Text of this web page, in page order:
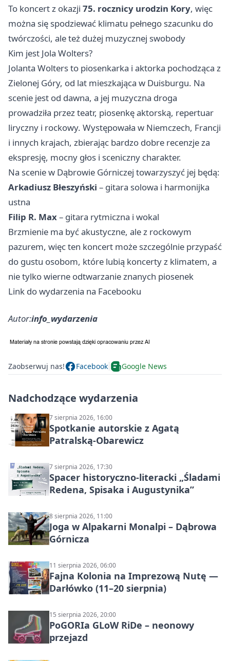
To koncert z okazji 75. rocznicy urodzin Kory, więc
można się spodziewać klimatu pełnego szacunku do
twórczości, ale też dużej muzycznej swobody
Kim jest Jola Wolters?
Jolanta Wolters to piosenkarka i aktorka pochodząca z
Zielonej Góry, od lat mieszkająca w Duisburgu. Na
scenie jest od dawna, a jej muzyczna droga
prowadziła przez teatr, piosenkę aktorską, repertuar
liryczny i rockowy. Występowała w Niemczech, Francji
i innych krajach, zbierając bardzo dobre recenzje za
ekspresję, mocny głos i sceniczny charakter.
Na scenie w Dąbrowie Górniczej towarzyszyć jej będą:
Arkadiusz Błeszyński – gitara solowa i harmonijka
ustna
Filip R. Max– gitara rytmiczna i wokal
Brzmienie ma być akustyczne, ale z rockowym
pazurem, więc ten koncert może szczególnie przypaść
do gustu osobom, które lubią koncerty z klimatem, a
nie tylko wierne odtwarzanie znanych piosenek
Link do wydarzenia na Facebooku
Autor:info_wydarzenia
Zaobserwuj nas! Facebook Google News
Nadchodzące wydarzenia
7 sierpnia 2026, 16:00
Spotkanie autorskie z Agatą
Patralską-Obarewicz
7 sierpnia 2026, 17:30
Spacer historyczno-literacki „Śladami
Redena, Spisaka i Augustynika”
8 sierpnia 2026, 11:00
Joga w Alpakarni Monalpi – Dąbrowa
Górnicza
11 sierpnia 2026, 06:00
Fajna Kolonia na Imprezową Nutę —
Darłówko (11–20 sierpnia)
15 sierpnia 2026, 20:00
PoGORIa GLoW RiDe – neonowy
przejazd